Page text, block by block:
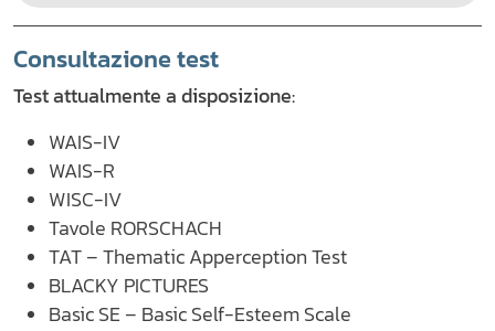
Consultazione test
Test attualmente a disposizione:
WAIS-IV
WAIS-R
WISC-IV
Tavole RORSCHACH
TAT – Thematic Apperception Test
BLACKY PICTURES
Basic SE – Basic Self-Esteem Scale